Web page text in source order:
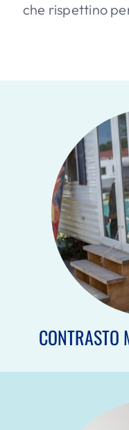
che rispettino
CONTRASTO